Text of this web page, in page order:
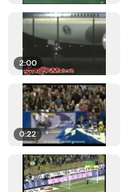
2:00
0:22